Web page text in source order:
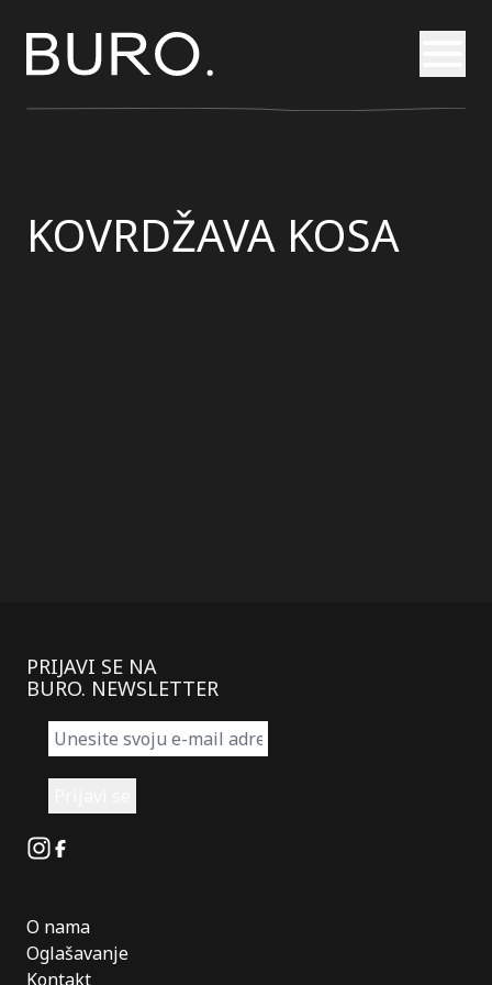
KOVRDŽAVA KOSA
PRIJAVI SE NA
BURO. NEWSLETTER
Instagram
Facebook
O nama
Oglašavanje
Kontakt